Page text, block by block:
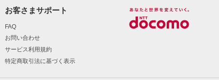
お客さまサポート
FAQ
お問い合わせ
サービス利用規約
特定商取引法に基づく表示